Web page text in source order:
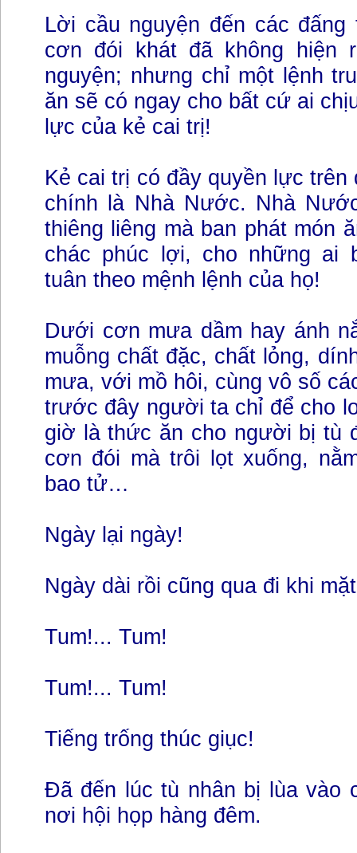
Lời cầu nguyện đến các đấng
cơn đói khát đã không hiện
nguyện; nhưng chỉ một lệnh
ăn sẽ có ngay cho bất cứ ai
lực của kẻ cai trị!
Kẻ cai trị có đầy quyền lực
chính là Nhà Nước. Nhà
thiêng liêng mà ban phát món
chác phúc lợi, cho những ai
tuân theo mệnh lệnh của họ!
Dưới cơn mưa dầm hay ánh
muỗng chất đặc, chất lỏng,
mưa, với mồ hôi, cùng vô số
trước đây người ta chỉ để cho
giờ là thức ăn cho người bị tù
cơn đói mà trôi lọt xuống,
bao tử…
Ngày lại ngày!
Ngày dài rồi cũng qua đi khi
Tum!... Tum!
Tum!... Tum!
Tiếng trống thúc giục!
Đã đến lúc tù nhân bị lùa vào
nơi hội họp hàng đêm.